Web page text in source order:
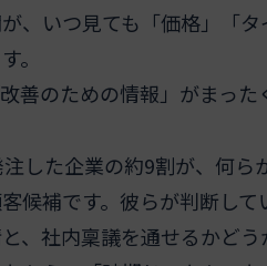
、いつ見ても「価格」「
。
善のための情報」がまった
した企業の約9割が、何ら
候補です。彼らが判断し
、社内稟議を通せるかどう